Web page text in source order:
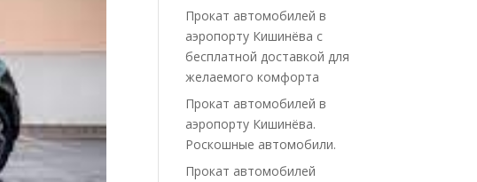
Прокат автомобилей в
аэропорту Кишинёва с
бесплатной доставкой для
желаемого комфорта
Прокат автомобилей в
аэропорту Кишинёва.
Роскошные автомобили.
Прокат автомобилей